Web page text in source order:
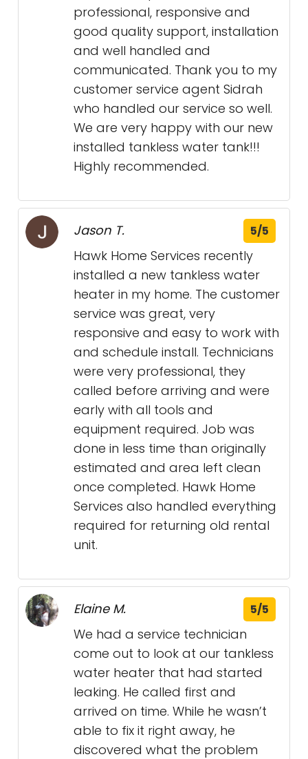
professional, responsive and
good quality support, installation
and well handled and
communicated. Thank you to my
customer service agent Sidrah
who handled our service so well.
We are very happy with our new
installed tankless water tank!!!
Highly recommended.
Jason T. 5/5
Hawk Home Services recently
installed a new tankless water
heater in my home. The customer
service was great, very
responsive and easy to work with
and schedule install. Technicians
were very professional, they
called before arriving and were
early with all tools and
equipment required. Job was
done in less time than originally
estimated and area left clean
once completed. Hawk Home
Services also handled everything
required for returning old rental
unit.
Elaine M. 5/5
We had a service technician
come out to look at our tankless
water heater that had started
leaking. He called first and
arrived on time. While he wasn’t
able to fix it right away, he
discovered what the problem